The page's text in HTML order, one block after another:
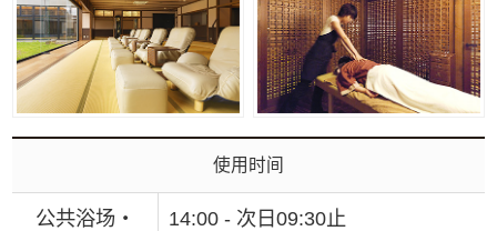
使用时间
公共浴场・
14:00 - 次日09:30止